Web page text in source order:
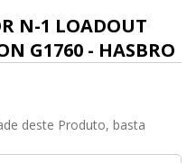
N-1 LOADOUT
G1760 - HASBRO
deste Produto, basta